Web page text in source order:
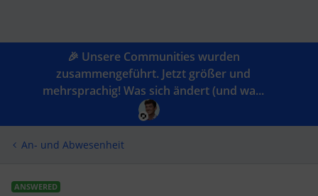
🎉 Unsere Communities wurden
zusammengeführt. Jetzt größer und
mehrsprachig! Was sich ändert (und wa...
An- und Abwesenheit
ANSWERED